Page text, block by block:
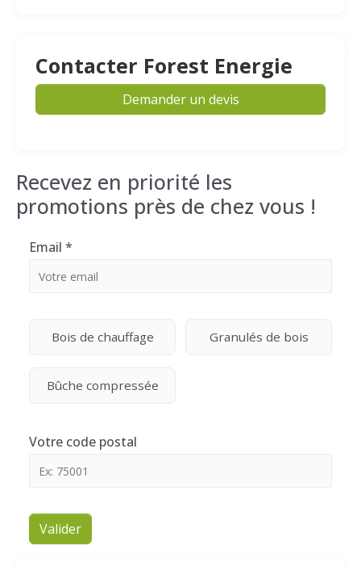
Contacter Forest Energie
Demander un devis
Recevez en priorité les
promotions près de chez vous !
Email *
Bois de chauffage Granulés de bois
Bûche compressée
Votre code postal
Valider